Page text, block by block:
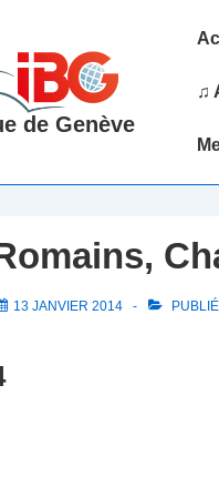
de Genève
Main
♫
13 JANVIER 2014